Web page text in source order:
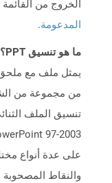
الخروج من القائمة
المدعومة.
ما هو تنسيق PPT؟
من مجموعة من
على عدة أنواع
والنقاط المصحوبة